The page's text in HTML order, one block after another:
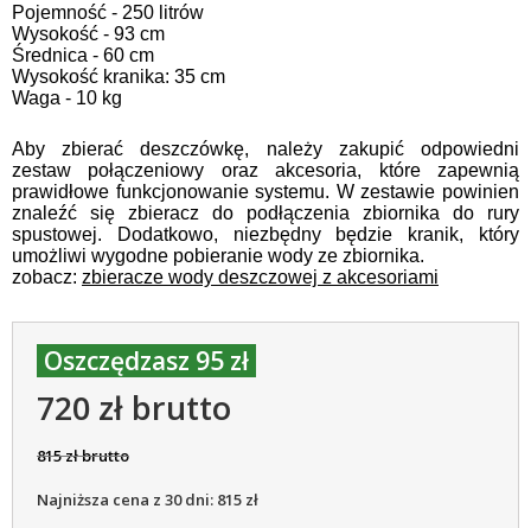
Pojemność - 250 litrów
Wysokość - 93 cm
Średnica - 60 cm
Wysokość kranika: 35 cm
Waga - 10 kg
Aby zbierać deszczówkę, należy zakupić odpowiedni
zestaw połączeniowy oraz akcesoria, które zapewnią
prawidłowe funkcjonowanie systemu. W zestawie powinien
znaleźć się zbieracz do podłączenia zbiornika do rury
spustowej. Dodatkowo, niezbędny będzie kranik, który
umożliwi wygodne pobieranie wody ze zbiornika.
zobacz: zbieracze wody deszczowej z akcesoriami
Oszczędzasz 95 zł
720 zł brutto
815 zł brutto
Najniższa cena z 30 dni: 815 zł